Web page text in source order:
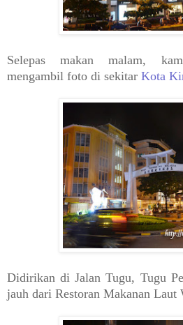
Selepas makan malam,
mengambil foto di sekitar Kota
Didirikan di Jalan Tugu, Tugu
jauh dari Restoran Makanan Laut